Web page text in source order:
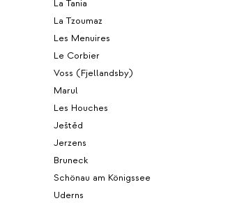
La Tania
La Tzoumaz
Les Menuires
Le Corbier
Voss (Fjellandsby)
Marul
Les Houches
Ještěd
Jerzens
Bruneck
Schönau am Königssee
Uderns